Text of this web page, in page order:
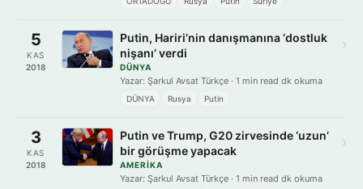
5
KAS
2018
Putin, Hariri’nin danışmanına ‘dostluk
nişanı’ verdi
DÜNYA
Yazar: Şarkul Avsat Türkçe · 1 min read dk okuma
DÜNYA Rusya Putin
›
3
KAS
2018
Putin ve Trump, G20 zirvesinde ‘uzun’
bir görüşme yapacak
AMERIKA
Yazar: Şarkul Avsat Türkçe · 1 min read dk okuma
›